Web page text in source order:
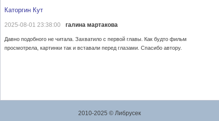
Каторгин Кут
2025-08-01 23:38:00 галина мартакова
Давно подобного не читала. Захватило с первой главы. Как будто фильм
просмотрела, картинки так и вставали перед глазами. Спасибо автору.
2010-2025 © Либрусек